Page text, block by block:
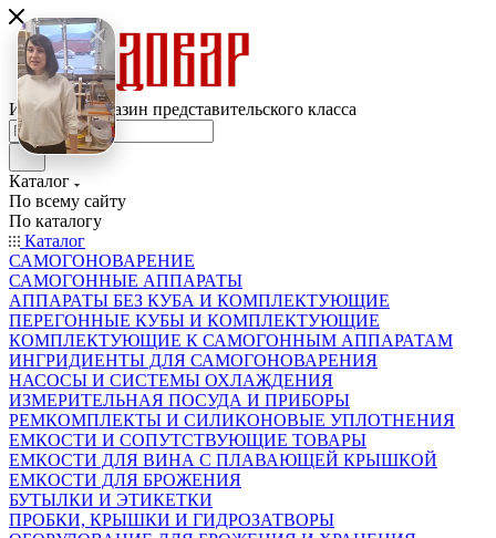
Интернет-магазин представительского класса
Каталог
По всему сайту
По каталогу
Каталог
САМОГОНОВАРЕНИЕ
САМОГОННЫЕ АППАРАТЫ
АППАРАТЫ БЕЗ КУБА И КОМПЛЕКТУЮЩИЕ
ПЕРЕГОННЫЕ КУБЫ И КОМПЛЕКТУЮЩИЕ
КОМПЛЕКТУЮЩИЕ К САМОГОННЫМ АППАРАТАМ
ИНГРИДИЕНТЫ ДЛЯ САМОГОНОВАРЕНИЯ
НАСОСЫ И СИСТЕМЫ ОХЛАЖДЕНИЯ
ИЗМЕРИТЕЛЬНАЯ ПОСУДА И ПРИБОРЫ
РЕМКОМПЛЕКТЫ И СИЛИКОНОВЫЕ УПЛОТНЕНИЯ
ЕМКОСТИ И СОПУТСТВУЮЩИЕ ТОВАРЫ
ЕМКОСТИ ДЛЯ ВИНА С ПЛАВАЮЩЕЙ КРЫШКОЙ
ЕМКОСТИ ДЛЯ БРОЖЕНИЯ
БУТЫЛКИ И ЭТИКЕТКИ
ПРОБКИ, КРЫШКИ И ГИДРОЗАТВОРЫ